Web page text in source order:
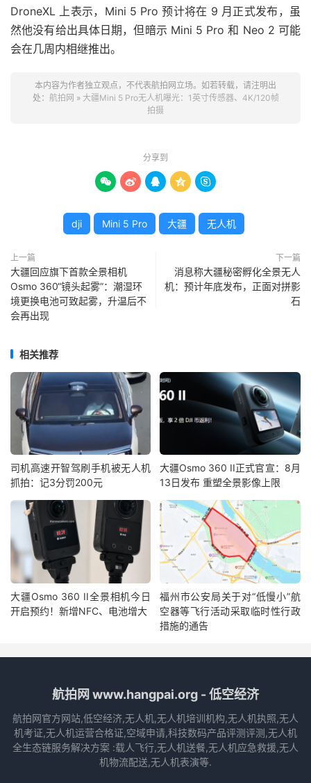
DroneXL 上表示，Mini 5 Pro 预计将在 9 月正式发布，虽
然他没有给出具体日期，但暗示 Mini 5 Pro 和 Neo 2 可能
会在几周内相继推出。
本内容为作者独立观点，不代表航拍网立场。如若转载，请注明出
处： 航拍网 » 大疆Mini 5 Pro无人机曝光：1英寸传感器、4K/120帧
拍摄
分享到
    
dji Mini 5 Pro 大疆 无人机
上一篇
大疆回应旗下首款全景相机
Osmo 360“镜头起雾”：潮湿环
境更换电池可致起雾，升温后不
会再出现
下一篇
消息称大疆秘密孵化全景无人
机：预计年底发布，正面对拼影
石
相关推荐
司机高速开智驾刷手机被无人机
抓拍：记3分罚200元
大疆Osmo 360 II正式官宣：8月
13日发布 重塑全景影像上限
大疆Osmo 360 II全景相机今日
开启预约！新增NFC、电池增大
福州市公安局关于对“低慢小”航
空器等飞行活动采取临时性行政
措施的通告
航拍网 www.hangpai.org - 低空经济
航拍网官方网站,低空经济,无人机,无人机培训机构,无人机执照,无人
机考证,无人机运营合格证,空域申请,科技数码产品评测评测,无人机
全生态链服务解决方案 :载人飞行,无人机送餐,无人机应急救援,无人
机物流配送,无人机表演等.